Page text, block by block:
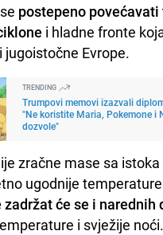
postepeno
i hladne fronte
jugoistočne Evrope.
TRENDING
Trumpovi memovi izazvali
"Ne koristite Maria, Pokemone i
dozvole"
zračne mase sa
ugodnije
će se i narednih
i svježije noći.